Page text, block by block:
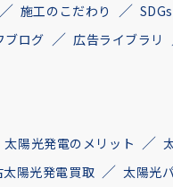
施工のこだわり
ブログ 広告ライブラリ
太陽光発電のメリット
陽光発電買取 太陽光